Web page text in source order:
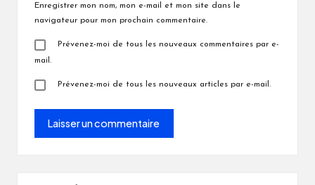
Enregistrer mon nom, mon e-mail et mon site dans le
navigateur pour mon prochain commentaire.
Prévenez-moi de tous les nouveaux commentaires par e-
mail.
Prévenez-moi de tous les nouveaux articles par e-mail.